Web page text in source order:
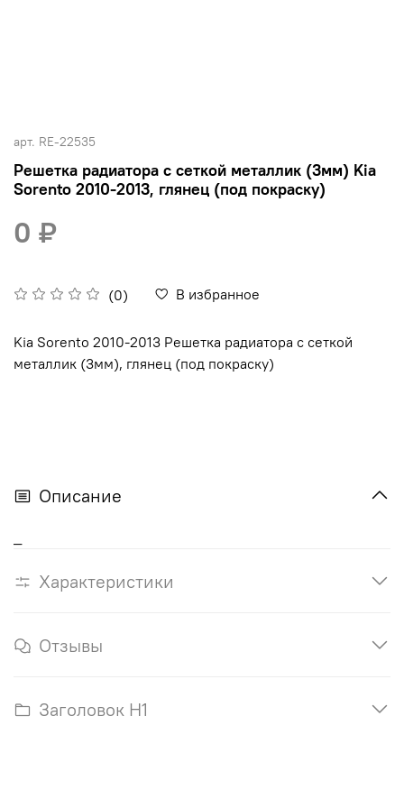
арт. RE-22535
Решетка радиатора c сеткой металлик (3мм) Kia
Sorento 2010-2013, глянец (под покраску)
(0) В избранное
0 ₽
Kia Sorento 2010-2013 Решетка радиатора c сеткой
металлик (3мм), глянец (под покраску)
Описание
Характеристики
Отзывы
Заголовок H1